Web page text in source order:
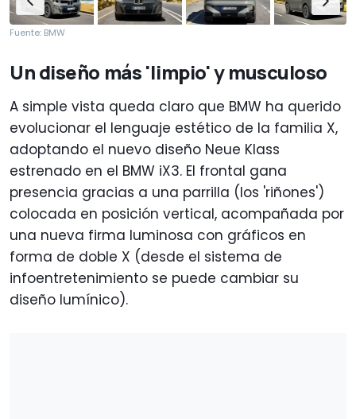
Fuente: BMW
Un diseño más 'limpio' y musculoso
A simple vista queda claro que BMW ha querido
evolucionar el lenguaje estético de la familia X,
adoptando el nuevo diseño Neue Klass
estrenado en el BMW iX3. El frontal gana
presencia gracias a una parrilla (los 'riñones')
colocada en posición vertical, acompañada por
una nueva firma luminosa con gráficos en
forma de doble X (desde el sistema de
infoentretenimiento se puede cambiar su
diseño lumínico).